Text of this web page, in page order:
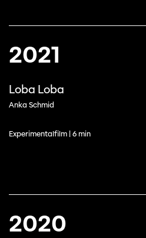
2021
Loba Loba
Anka Schmid
Experimentalfilm | 6 min
2020